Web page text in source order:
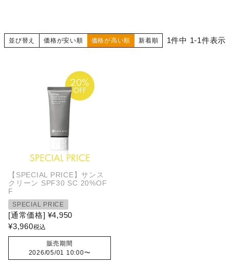
並び替え 価格が安い順 価格が高い順 新着順 1件中 1-1件表示
【SPECIAL PRICE】サンス
クリーン SPF30 SC 20%OF
F
SPECIAL PRICE
[通常価格] ¥4,950
¥3,960税込
販売期間
2026/05/01 10:00〜